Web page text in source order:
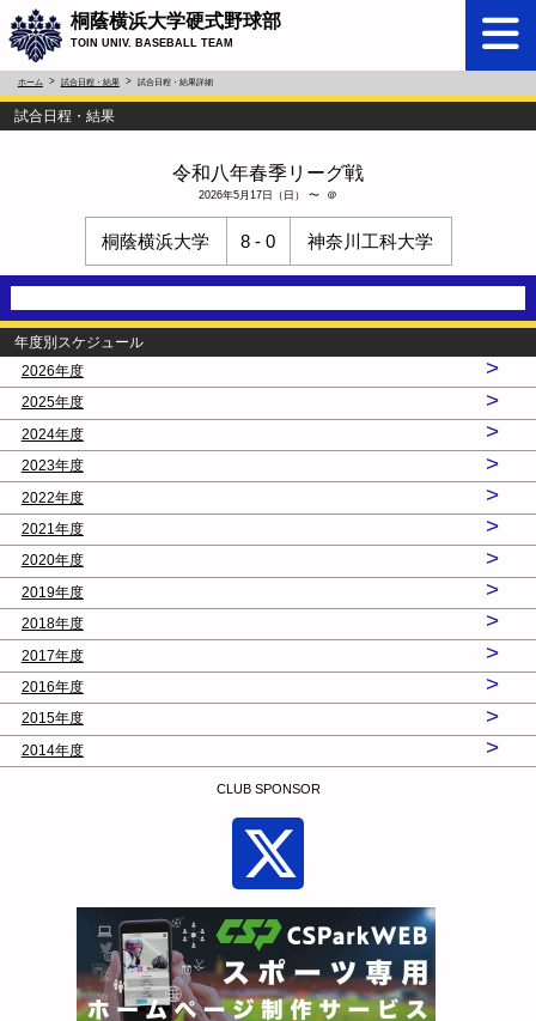
桐蔭横浜大学硬式野球部
TOIN UNIV. BASEBALL TEAM
ホーム 試合日程・結果 試合日程・結果詳細
試合日程・結果
令和八年春季リーグ戦
2026年5月17日（日） 〜 ＠
桐蔭横浜大学 8 - 0 神奈川工科大学
年度別スケジュール
2026年度
>
2025年度 >
2024年度 >
2023年度 >
2022年度 >
2021年度 >
2020年度 >
2019年度 >
2018年度 >
2017年度 >
2016年度 >
2015年度 >
2014年度 >
CLUB SPONSOR